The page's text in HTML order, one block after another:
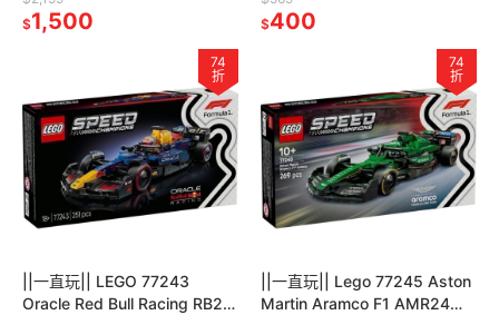
$1,500
$400
74
折
||一直玩|| LEGO 77243
Oracle Red Bull Racing RB20
74
折
||一直玩|| Lego 77245 Aston
Martin Aramco F1 AMR24